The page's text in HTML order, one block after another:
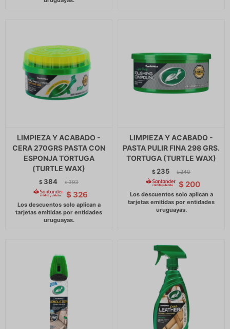
LIMPIEZA Y ACABADO -
CERA 270GRS PASTA CON
ESPONJA TORTUGA
(TURTLE WAX)
$ 384 $ 393
$ 326
LIMPIEZA Y ACABADO -
PASTA PULIR FINA 298 GRS.
TORTUGA (TURTLE WAX)
$ 235 $ 240
$ 200